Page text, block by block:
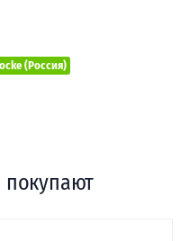
(Россия)
покупают